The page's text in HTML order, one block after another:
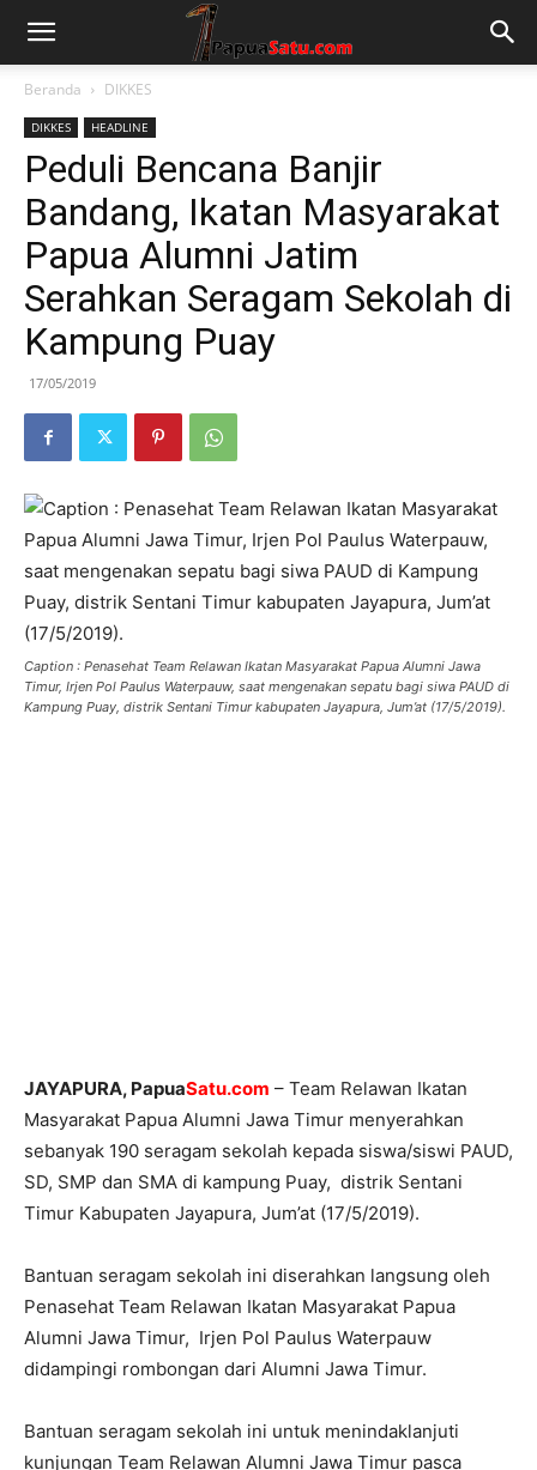
Beranda DIKKES
DIKKES HEADLINE
Peduli Bencana Banjir
Bandang, Ikatan Masyarakat
Papua Alumni Jatim
Serahkan Seragam Sekolah di
Kampung Puay
17/05/2019
Caption : Penasehat Team Relawan Ikatan Masyarakat Papua Alumni Jawa
Timur, Irjen Pol Paulus Waterpauw, saat mengenakan sepatu bagi siwa PAUD di
Kampung Puay, distrik Sentani Timur kabupaten Jayapura, Jum’at (17/5/2019).
JAYAPURA, PapuaSatu.com – Team Relawan Ikatan
Masyarakat Papua Alumni Jawa Timur menyerahkan
sebanyak 190 seragam sekolah kepada siswa/siswi PAUD,
SD, SMP dan SMA di kampung Puay, distrik Sentani
Timur Kabupaten Jayapura, Jum’at (17/5/2019).
Bantuan seragam sekolah ini diserahkan langsung oleh
Penasehat Team Relawan Ikatan Masyarakat Papua
Alumni Jawa Timur, Irjen Pol Paulus Waterpauw
didampingi rombongan dari Alumni Jawa Timur.
Bantuan seragam sekolah ini untuk menindaklanjuti
kunjungan Team Relawan Alumni Jawa Timur pasca